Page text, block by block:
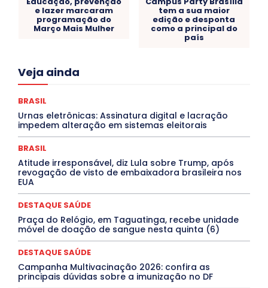
e lazer marcaram
programação do
Março Mais Mulher
tem a sua maior
edição e desponta
como a principal do
país
Veja ainda
Acre
Congressuanas & Esplanadumas
Cultura e Tal
DANÇA Dengue
Denuncia
DESTAQUE BRASIL
DESTAQUE DF
DESTAQUE SAÚDE
DESTAQUES OUTROS
ELEIÇÕES
EMPREGO E OPORTUNIDADES
ENTORNO
Especial
Espírito Santo ESPORTE
ESTÁGIO
Febre Oropouche
FILMES
Goiás
INTELIGÊNCIA ARTIFICIAL
Jogos Online
JUDICIÁRIO LITERATURA
Maranhão
Marburg
Mato Grosso
Mato Grosso do Sul
MEIO AMBIENTE
Minas Gerais MOBILIDADE
MPOX
MÚSICA
O Plantonista
PROCESSO SELETIVO
PUBLIEDITORIAL
QUALIFICAÇÃO PROFISSIONAL
RESIDÊNCIA
BRASIL
Urnas eletrônicas: Assinatura digital e lacração
impedem alteração em sistemas eleitorais
BRASIL
Atitude irresponsável, diz Lula sobre Trump, após
revogação de visto de embaixadora brasileira nos
EUA
DESTAQUE SAÚDE
Praça do Relógio, em Taguatinga, recebe unidade
móvel de doação de sangue nesta quinta (6)
DESTAQUE SAÚDE
Campanha Multivacinação 2026: confira as
principais dúvidas sobre a imunização no DF